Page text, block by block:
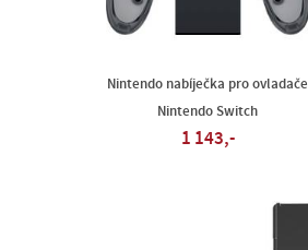
Nintendo nabíječka pro ovladače
Nintendo Switch
1 143,-